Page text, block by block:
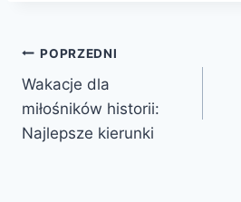
Nawigacja
wpisu
POPRZEDNI
Wakacje dla
miłośników historii:
Najlepsze kierunki